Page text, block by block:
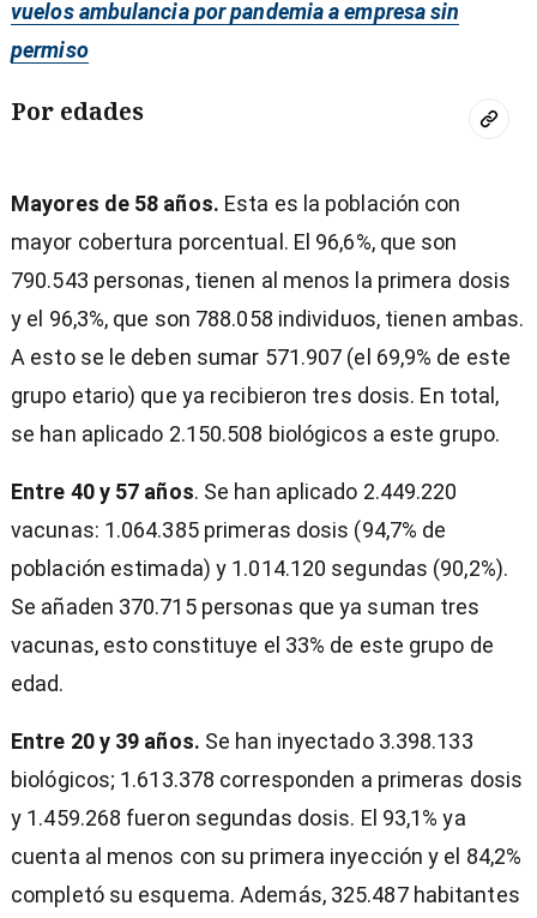
vuelos ambulancia por pandemia a empresa sin
permiso
Por edades
Mayores de 58 años. Esta es la población con
mayor cobertura porcentual. El 96,6%, que son
790.543 personas, tienen al menos la primera dosis
y el 96,3%, que son 788.058 individuos, tienen ambas.
A esto se le deben sumar 571.907 (el 69,9% de este
grupo etario) que ya recibieron tres dosis. En total,
se han aplicado 2.150.508 biológicos a este grupo.
Entre 40 y 57 años. Se han aplicado 2.449.220
vacunas: 1.064.385 primeras dosis (94,7% de
población estimada) y 1.014.120 segundas (90,2%).
Se añaden 370.715 personas que ya suman tres
vacunas, esto constituye el 33% de este grupo de
edad.
Entre 20 y 39 años. Se han inyectado 3.398.133
biológicos; 1.613.378 corresponden a primeras dosis
y 1.459.268 fueron segundas dosis. El 93,1% ya
cuenta al menos con su primera inyección y el 84,2%
completó su esquema. Además, 325.487 habitantes